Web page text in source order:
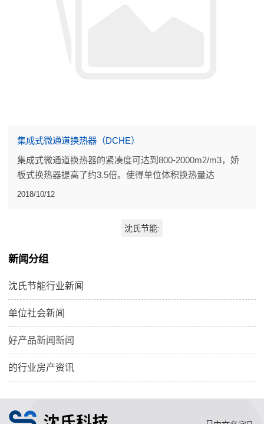
集成式微通道换热器（DCHE）
集成式微通道换热器的紧凑度可达到800-2000m2/m3，娇
板式换热器提高了约3.5倍。使得单位体积换热量达
20.0W/cm3，单位质量换热量达5kw/kg，在达到相同换热
2018/10/12
沈氏节能:
新闻分组
沈氏节能行业新闻
单位社会新闻
好产品新闻新闻
的行业房产资讯